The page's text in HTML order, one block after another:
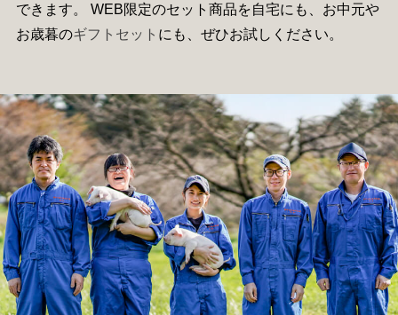
できます。 WEB限定のセット商品を自宅にも、お中元や
お歳暮のギフトセット にも、ぜひお試しください。